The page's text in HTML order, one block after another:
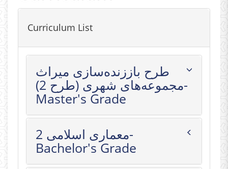
Curriculum List
طرح باززنده‌سازی میراث
مجموعه‌های شهری (طرح 2)-
Master's Grade
معماری اسلامی 2-
Bachelor's Grade